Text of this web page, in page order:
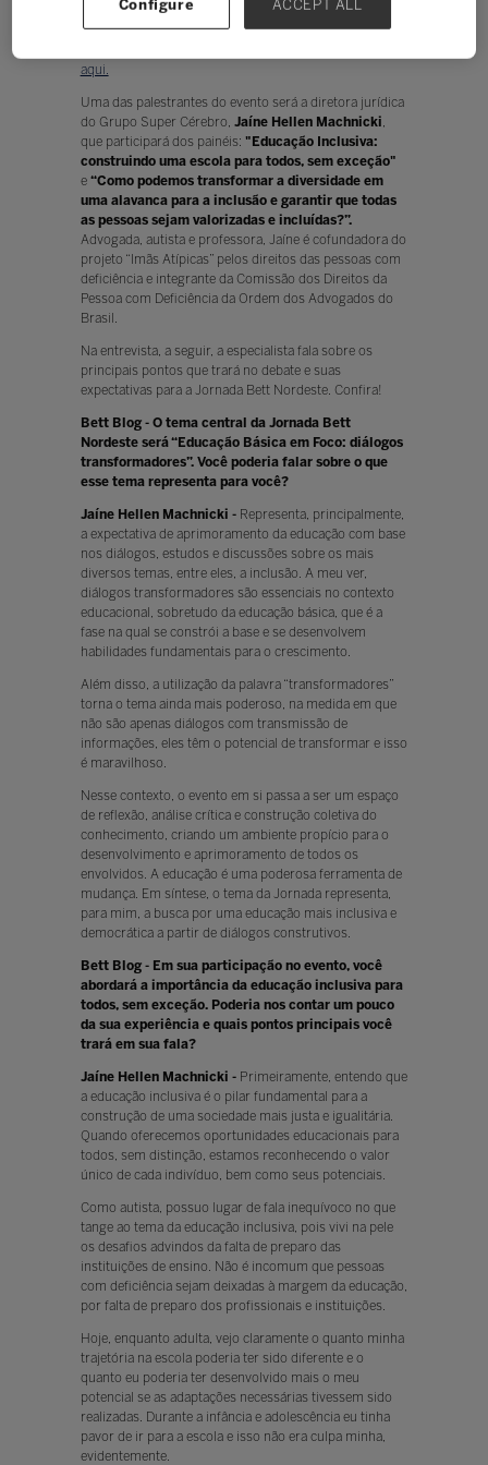
para o ecossistema educacional. As inscrições para o
congresso estão abertas e
podem ser feitas aqui.A
aqui.
Uma das palestrantes do evento será a diretora jurídica
do Grupo Super Cérebro, Jaíne Hellen Machnicki
que participará dos painéis: "Educação Inclusiva:
construindo uma escola para todos, sem exceção"
e “Como podemos transformar a diversidade em
uma alavanca para a inclusão e garantir que todas
as pessoas sejam valorizadas e incluídas?”.
Advogada, autista e professora, Jaíne é cofundadora do
projeto “Imãs Atípicas” pelos direitos das pessoas com
deficiência e integrante da Comissão dos Direitos da
Pessoa com Deficiência da Ordem dos Advogados do
Brasil.
Na entrevista, a seguir, a especialista fala sobre os
principais pontos que trará no debate e suas
expectativas para a Jornada Bett Nordeste. Confira!
Bett Blog - O tema central da Jornada Bett
Nordeste será “Educação Básica em Foco: diálogos
transformadores”. Você poderia falar sobre o que
esse tema representa para você?
Jaíne Hellen Machnicki - Representa, principalmente,
a expectativa de aprimoramento da educação com base
nos diálogos, estudos e discussões sobre os mais
diversos temas, entre eles, a inclusão. A meu ver,
diálogos transformadores são essenciais no contexto
educacional, sobretudo da educação básica, que é a
fase na qual se constrói a base e se desenvolvem
habilidades fundamentais para o crescimento.
Além disso, a utilização da palavra “transformadores”
torna o tema ainda mais poderoso, na medida em que
não são apenas diálogos com transmissão de
informações, eles têm o potencial de transformar e isso
é maravilhoso.
Nesse contexto, o evento em si passa a ser um espaço
de reflexão, análise crítica e construção coletiva do
conhecimento, criando um ambiente propício para o
desenvolvimento e aprimoramento de todos os
envolvidos. A educação é uma poderosa ferramenta de
mudança. Em síntese, o tema da Jornada representa,
para mim, a busca por uma educação mais inclusiva e
democrática a partir de diálogos construtivos.
Bett Blog - Em sua participação no evento, você
abordará a importância da educação inclusiva para
todos, sem exceção. Poderia nos contar um pouco
da sua experiência e quais pontos principais você
trará em sua fala?
Jaíne Hellen Machnicki -Primeiramente, entendo que
a educação inclusiva é o pilar fundamental para a
construção de uma sociedade mais justa e igualitária.
Quando oferecemos oportunidades educacionais para
todos, sem distinção, estamos reconhecendo o valor
único de cada indivíduo, bem como seus potenciais.
Como autista, possuo lugar de fala inequívoco no que
tange ao tema da educação inclusiva, pois vivi na pele
os desafios advindos da falta de preparo das
instituições de ensino. Não é incomum que pessoas
com deficiência sejam deixadas à margem da educação,
por falta de preparo dos profissionais e instituições.
Hoje, enquanto adulta, vejo claramente o quanto minha
trajetória na escola poderia ter sido diferente e o
quanto eu poderia ter desenvolvido mais o meu
potencial se as adaptações necessárias tivessem sido
realizadas. Durante a infância e adolescência eu tinha
pavor de ir para a escola e isso não era culpa minha,
evidentemente.
Configure ACCEPT ALL